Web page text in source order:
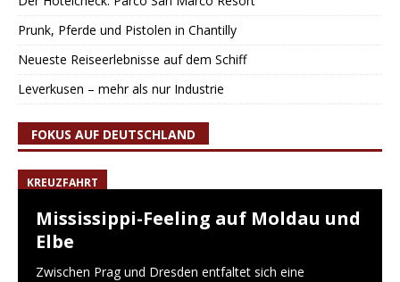
Prunk, Pferde und Pistolen in Chantilly
Neueste Reiseerlebnisse auf dem Schiff
Leverkusen – mehr als nur Industrie
FOKUS AUF DEUTSCHLAND
KREUZFAHRT
Mississippi-Feeling auf Moldau und
Elbe
Zwischen Prag und Dresden entfaltet sich eine